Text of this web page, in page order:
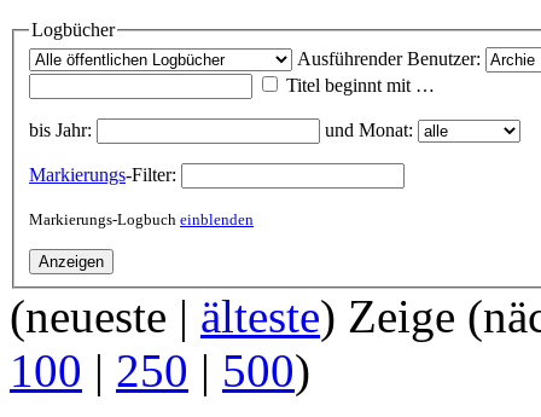
Logbücher
Ausführender Benutzer:
Titel beginnt mit …
bis Jahr: und Monat:
Markierungs-Filter:
Markierungs-Logbuch einblenden
(neueste | älteste) Zeige
100 | 250 | 500)